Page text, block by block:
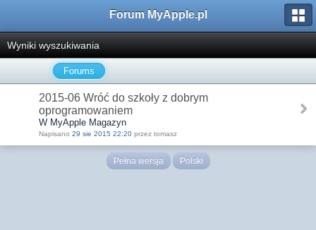
Forum MyApple.pl
Wyniki wyszukiwania
Forums
2015-06 Wróć do szkoły z dobrym
oprogramowaniem
W MyApple Magazyn
Napisano 29 sie 2015 22:20 przez tomasz
Pełna wersja Polski